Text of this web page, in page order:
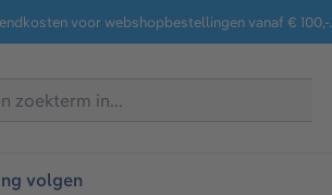
voor webshopbestellingen vanaf € 100,-.
volgen